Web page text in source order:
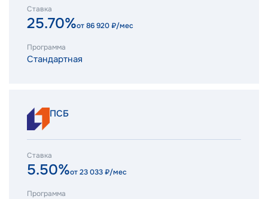
Ставка
25.70%от86 920₽/мес
Программа
Стандартная
ПСБ
Ставка
5.50%от23 033₽/мес
Программа